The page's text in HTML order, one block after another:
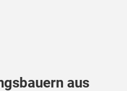
aus